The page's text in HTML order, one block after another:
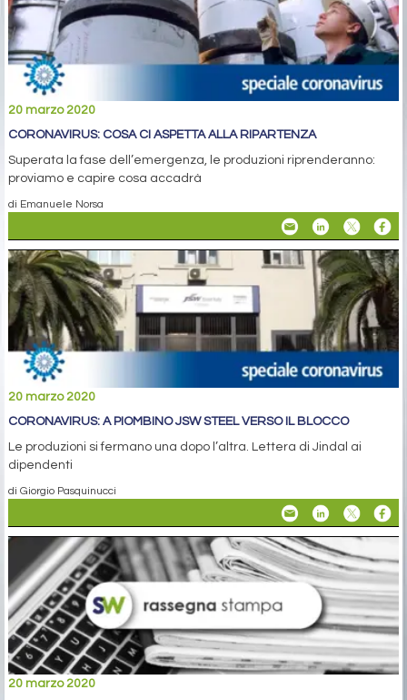
20 marzo 2020
CORONAVIRUS: COSA CI ASPETTA ALLA RIPARTENZA
Superata la fase dell’emergenza, le produzioni riprenderanno:
proviamo e capire cosa accadrà
di Emanuele Norsa
20 marzo 2020
CORONAVIRUS: A PIOMBINO JSW STEEL VERSO IL BLOCCO
Le produzioni si fermano una dopo l’altra. Lettera di Jindal ai
dipendenti
di Giorgio Pasquinucci
20 marzo 2020